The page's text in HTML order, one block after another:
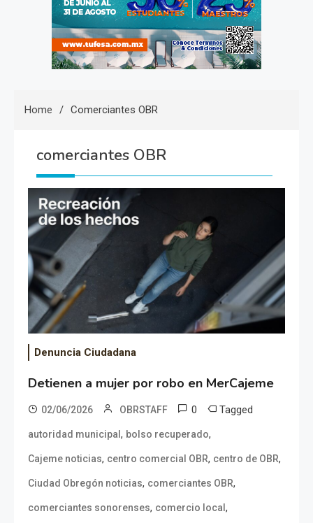
Home Comerciantes OBR
comerciantes OBR
Denuncia Ciudadana
Detienen a mujer por robo en MerCajeme
02/06/2026 OBRSTAFF 0 Tagged
autoridad municipal , bolso recuperado,
Cajeme noticias, centro comercial OBR, centro de OBR,
Ciudad Obregón noticias, comerciantes OBR,
comerciantes sonorenses, comercio local ,